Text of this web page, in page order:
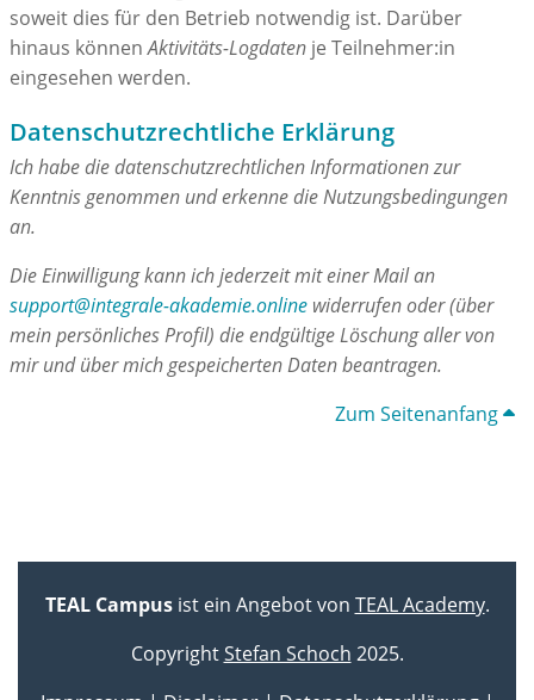
soweit dies für den Betrieb notwendig ist. Darüber
hinaus könnenAktivitäts-Logdaten je Teilnehmer:in
eingesehen werden.
Datenschutzrechtliche Erklärung
Ich habe die datenschutzrechtlichen Informationen zur
Kenntnis genommen und erkenne die Nutzungsbedingungen
an.
Die Einwilligung kann ich jederzeit mit einer Mail an
support@integrale-akademie.online widerrufen oder (über
mein persönliches Profil) die endgültige Löschung aller von
mir und über mich gespeicherten Daten beantragen.
Zum Seitenanfang
TEAL Campusist ein Angebot von TEAL Academy.
CopyrightStefan Schoch 2025.